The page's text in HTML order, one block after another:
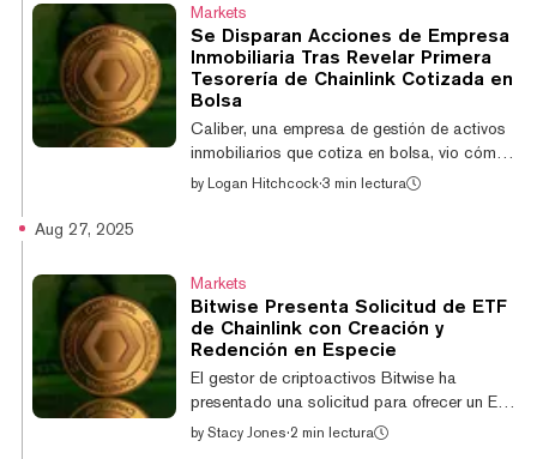
on-chain. El empresario agregó que un
cronograma para implementar estas
alianzas aún no se ha solidificado, pero que
tiene esperanza de que "las cosas puedan
moverse rápidamente". "Todas estas
agencias y departamentos t...
Markets
Se Disparan Acciones de Empresa
Inmobiliaria Tras Revelar Primera
Tesorería de Chainlink Cotizada en
Bolsa
Caliber, una empresa de gestión de activos
inmobiliarios que cotiza en bolsa, vio cómo
el precio de sus acciones se disparó el
empresa fue aprobada por su junta directiva,
permitiéndole asignar una parte de su
tesorería para adquirir LINK—el token que
impulsa la red de oráculos de Chainlink, que
aporta datos del mundo real a las
aplicaciones blockch...
by Logan Hitchcock·3 min lectura
Aug 27, 2025
Markets
Bitwise Presenta Solicitud de ETF
de Chainlink con Creación y
Redención en Especie
El gestor de criptoactivos Bitwise ha
presentado una solicitud para ofrecer un ETF
de Chainlink que mantendría directamente
by Stacy Jones·2 min lectura